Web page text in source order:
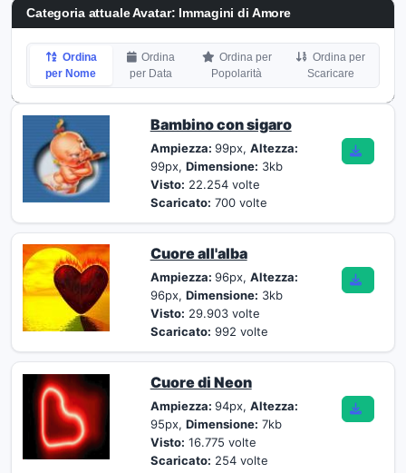
Categoria attuale Avatar: Immagini di Amore
Ordina
per Nome
Ordina
per Data
Ordina per
Popolarità
Ordina per
Scaricare
Bambino con sigaro
Ampiezza: 99px, Altezza:
99px, Dimensione: 3kb
Visto: 22.254 volte
Scaricato: 700 volte
Cuore all'alba
Ampiezza: 96px, Altezza:
96px, Dimensione: 3kb
Visto: 29.903 volte
Scaricato: 992 volte
Cuore di Neon
Ampiezza: 94px, Altezza:
95px, Dimensione: 7kb
Visto: 16.775 volte
Scaricato: 254 volte